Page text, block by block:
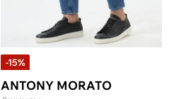
-15%
ANTONY MORATO